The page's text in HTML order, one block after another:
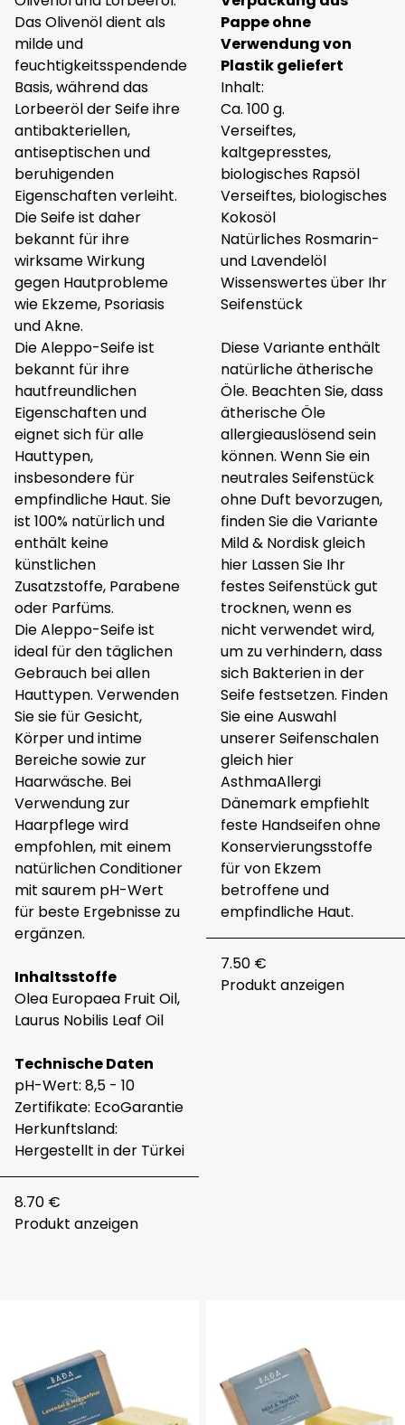
Das Olivenöl dient als
milde und
feuchtigkeitsspendende
Basis, während das
Lorbeeröl der Seife ihre
antibakteriellen,
antiseptischen und
beruhigenden
Eigenschaften verleiht.
Die Seife ist daher
bekannt für ihre
wirksame Wirkung
gegen Hautprobleme
wie Ekzeme, Psoriasis
und Akne.
Die Aleppo-Seife ist
bekannt für ihre
hautfreundlichen
Eigenschaften und
eignet sich für alle
Hauttypen,
insbesondere für
empfindliche Haut. Sie
ist 100% natürlich und
enthält keine
künstlichen
Zusatzstoffe, Parabene
oder Parfüms.
Die Aleppo-Seife ist
ideal für den täglichen
Gebrauch bei allen
Hauttypen. Verwenden
Sie sie für Gesicht,
Körper und intime
Bereiche sowie zur
Haarwäsche. Bei
Verwendung zur
Haarpflege wird
empfohlen, mit einem
natürlichen Conditioner
mit saurem pH-Wert
für beste Ergebnisse zu
ergänzen.
Inhaltsstoffe
Olea Europaea Fruit Oil,
Laurus Nobilis Leaf Oil
Technische Daten
pH-Wert: 8,5 - 10
Zertifikate: EcoGarantie
Herkunftsland:
Hergestellt in der Türkei
8.70 €
Produkt anzeigen
Pappe ohne
Verwendung von
Plastik geliefert
Inhalt:
Ca. 100 g.
Verseiftes,
kaltgepresstes,
biologisches Rapsöl
Verseiftes, biologisches
Kokosöl
Natürliches Rosmarin-
und Lavendelöl
Wissenswertes über Ihr
Seifenstück
Diese Variante enthält
natürliche ätherische
Öle. Beachten Sie, dass
ätherische Öle
allergieauslösend sein
können. Wenn Sie ein
neutrales Seifenstück
ohne Duft bevorzugen,
finden Sie die Variante
Mild & Nordisk gleich
hier Lassen Sie Ihr
festes Seifenstück gut
trocknen, wenn es
nicht verwendet wird,
um zu verhindern, dass
sich Bakterien in der
Seife festsetzen. Finden
Sie eine Auswahl
unserer Seifenschalen
gleich hier
AsthmaAllergi
Dänemark empfiehlt
feste Handseifen ohne
Konservierungsstoffe
für von Ekzem
betroffene und
empfindliche Haut.
7.50 €
Produkt anzeigen